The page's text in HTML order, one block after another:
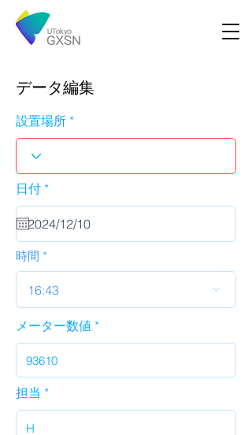
データ編集
設置場所
日付 *r
u
i
d
時間
16:43
メーター数値
担当